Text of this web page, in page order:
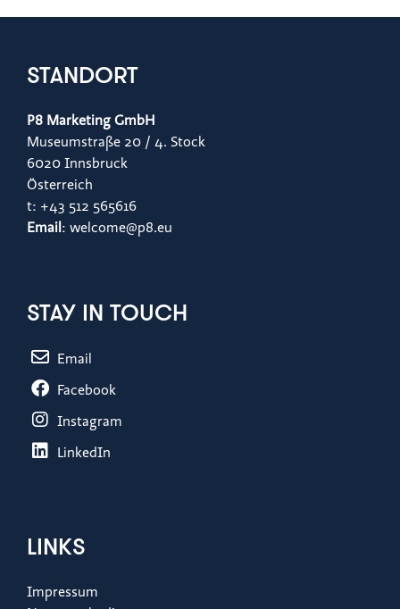
STANDORT
P8 Marketing GmbH
Museumstraße 20 / 4. Stock
6020 Innsbruck
Österreich
t: +43 512 565616
Email : welcome@p8.eu
STAY IN TOUCH
Email
Facebook
Instagram
LinkedIn
LINKS
Impressum